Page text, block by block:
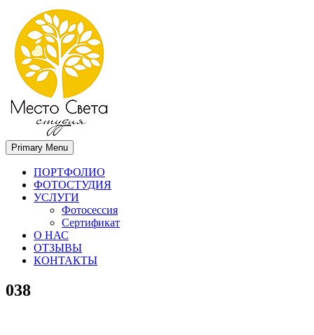
Место света. Свадебный фотограф в Орле Апальков Вячеслав
Свадебный фотограф в Орле
Primary Menu
ПОРТФОЛИО
ФОТОСТУДИЯ
УСЛУГИ
Фотосессия
Сертификат
О НАС
ОТЗЫВЫ
КОНТАКТЫ
038